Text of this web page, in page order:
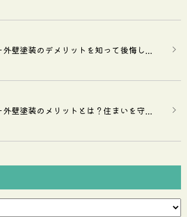
外壁塗装のデメリットを知って後悔し...
外壁塗装のメリットとは？住まいを守...